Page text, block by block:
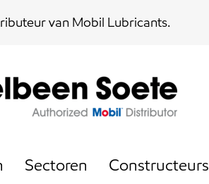
van Mobil Lubricants.
Sectoren Constructeurs